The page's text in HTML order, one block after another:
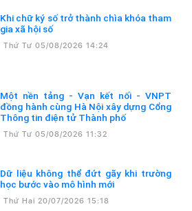
Khi chữ ký số trở thành chìa khóa tham
gia xã hội số
Thứ Tư 05/08/2026 14:24
Một nền tảng - Vạn kết nối - VNPT
đồng hành cùng Hà Nội xây dựng Cổng
Thông tin điện tử Thành phố
Thứ Tư 05/08/2026 11:32
Dữ liệu không thể đứt gãy khi trường
học bước vào mô hình mới
Thứ Hai 20/07/2026 15:18